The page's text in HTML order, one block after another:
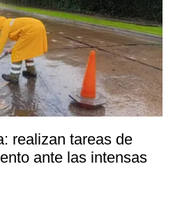
realizan tareas de
ante las intensas